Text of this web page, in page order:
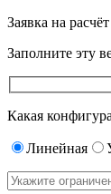
Заявка на расчёт
Заполните эту
Какая
Линейная